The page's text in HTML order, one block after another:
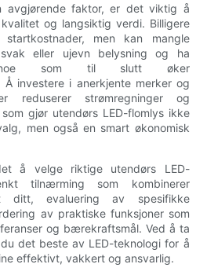
avgjørende faktor, er det viktig å
og langsiktig verdi. Billigere
men kan mangle
eller ujevn belysning og ha
noe som til slutt øker
Å investere i anerkjente merker og
reduserer strømregninger og
gjør utendørs LED-flomlys ikke
men også en smart økonomisk
å velge riktige utendørs LED-
tilnærming som kombinerer
ditt, evaluering av spesifikke
av praktiske funksjoner som
og bærekraftsmål. Ved å ta
det beste av LED-teknologi for å
effektivt, vakkert og ansvarlig.